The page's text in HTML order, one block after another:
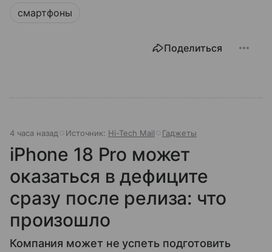
смартфоны
Поделиться
4 часа назад Источник: Hi-Tech Mail Гаджеты
iPhone 18 Pro может
оказаться в дефиците
сразу после релиза: что
произошло
Компания может не успеть подготовить